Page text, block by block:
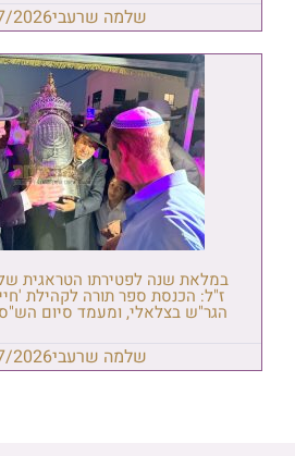
שלמה שרעבי2026
במלאת שנה לפטירתו הטראגית
ז"ל: הכנסת ספר תורה לקהילת
הגר"ש בצלאלי, ומעמד סיום הש"ס
שלמה שרעבי2026